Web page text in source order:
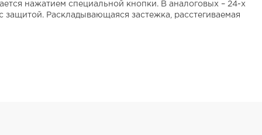
нажатием специальной кнопки. В аналоговых – 24-х
Раскладывающаяся застежка, расстегиваемая